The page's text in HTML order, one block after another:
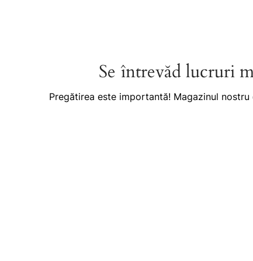
Se întrevăd lucruri
Pregătirea este importantă! Magazinul